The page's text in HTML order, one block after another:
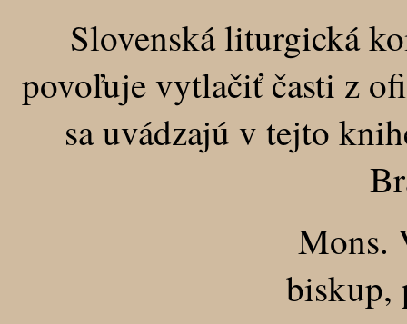
Slovenská liturgická
povoľuje vytlačiť časti z
sa uvádzajú v tejto
Mons.
biskup,